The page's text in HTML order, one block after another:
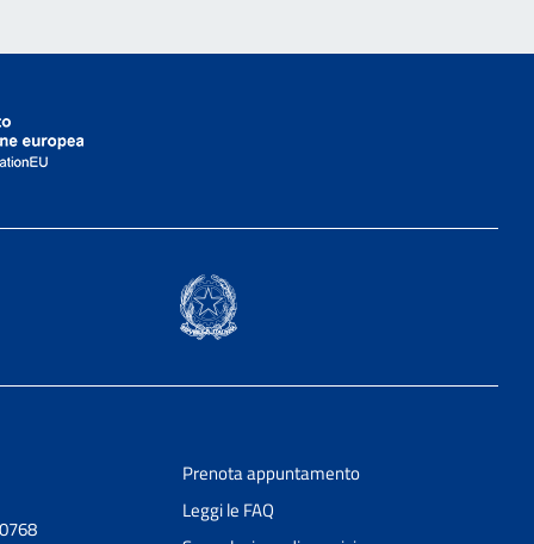
Prenota appuntamento
Leggi le FAQ